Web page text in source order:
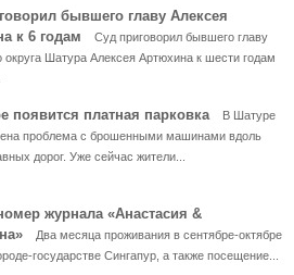
бывшего главу Алексея
к 6 годам
Суд приговорил бывшего главу
округа Шатура Алексея Артюхина к шести годам
появится платная парковка
В Шатуре
проблема с брошенными машинами вдоль
дорог. Уже сейчас жители...
журнала «Анастасия &
Два месяца проживания в сентябре-октябре
государстве Сингапур, а также посещение...